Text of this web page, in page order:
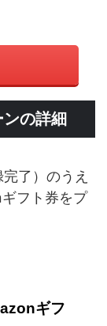
の詳細
了）のうえ
フト券をプ
ギフ